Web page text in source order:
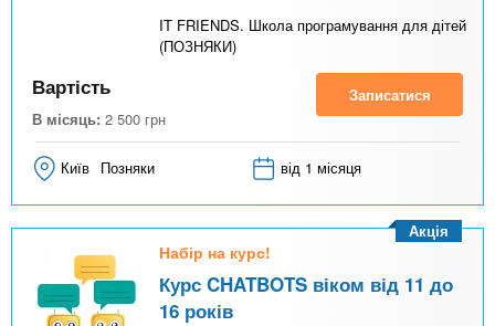
IT FRIENDS. Школа програмування для дітей
(ПОЗНЯКИ)
Вартість
В місяць: 2 500 грн
Записатися
Київ Позняки від 1 місяця
Набір на курс!
Курс CHATBOTS віком від 11 до
16 років
Акція